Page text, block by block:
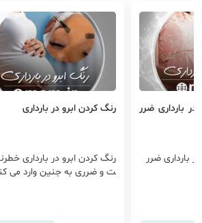
بارداری ضرر
بارداری ضرر
رنگ کردن ابرو در بارداری
رنگ کردن ابرو در بارداری
ت و ضرری به جنین وارد می